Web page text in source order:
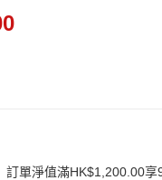
訂單淨值滿HK$1,200.00享